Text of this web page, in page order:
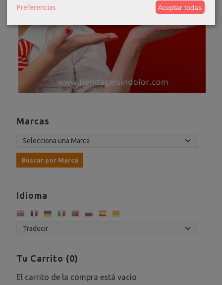
Marcas
Idioma
Tu Carrito (0)
El carrito de la compra está vacío
Preferencias Aceptar todas